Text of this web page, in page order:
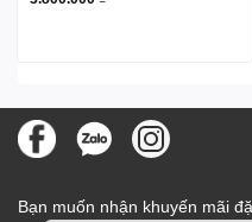
Bạn muốn nhận khuyến mãi